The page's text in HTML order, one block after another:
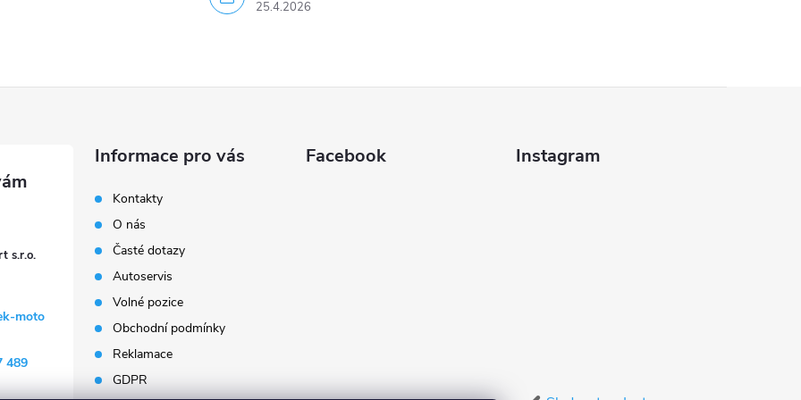
25.4.2026
s.r.o.
moto
489
Informace pro vás
Kontakty
O nás
Časté dotazy
Autoservis
Volné pozice
Obchodní podmínky
Reklamace
GDPR
Facebook Instagram